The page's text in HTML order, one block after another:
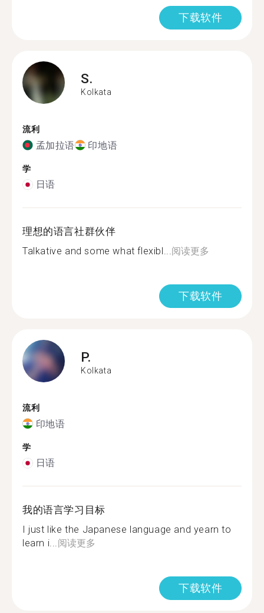
下载软件
S.
Kolkata
流利
孟加拉语 印地语
学
日语
理想的语言社群伙伴
Talkative and some what flexibl...阅读更多
下载软件
P.
Kolkata
流利
印地语
学
日语
我的语言学习目标
I just like the Japanese language and yearn to
learn i...阅读更多
下载软件